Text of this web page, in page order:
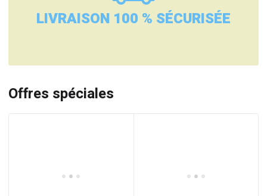
LIVRAISON 100 % SÉCURISÉE
Offres spéciales